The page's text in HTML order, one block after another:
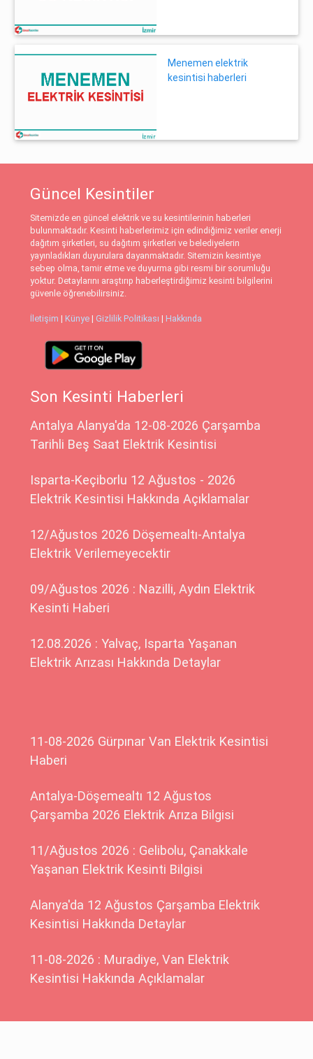
Menemen elektrik
kesintisi haberleri
Güncel Kesintiler
Sitemizde en güncel elektrik ve su kesintilerinin haberleri
bulunmaktadır. Kesinti haberlerimiz için edindiğimiz veriler enerji
dağıtım şirketleri, su dağıtım şirketleri ve belediyelerin
yayınladıkları duyurulara dayanmaktadır. Sitemizin kesintiye
sebep olma, tamir etme ve duyurma gibi resmi bir sorumluğu
yoktur. Detaylarını araştırıp haberleştirdiğimiz kesinti bilgilerini
güvenle öğrenebilirsiniz.
İletişim | Künye | Gizlilik Politikası | Hakkında
Son Kesinti Haberleri
Antalya Alanya'da 12-08-2026 Çarşamba
Tarihli Beş Saat Elektrik Kesintisi
Isparta-Keçiborlu 12 Ağustos - 2026
Elektrik Kesintisi Hakkında Açıklamalar
12/Ağustos 2026 Döşemealtı-Antalya
Elektrik Verilemeyecektir
09/Ağustos 2026 : Nazilli, Aydın Elektrik
Kesinti Haberi
12.08.2026 : Yalvaç, Isparta Yaşanan
Elektrik Arızası Hakkında Detaylar
11-08-2026 Gürpınar Van Elektrik Kesintisi
Haberi
Antalya-Döşemealtı 12 Ağustos
Çarşamba 2026 Elektrik Arıza Bilgisi
11/Ağustos 2026 : Gelibolu, Çanakkale
Yaşanan Elektrik Kesinti Bilgisi
Alanya'da 12 Ağustos Çarşamba Elektrik
Kesintisi Hakkında Detaylar
11-08-2026 : Muradiye, Van Elektrik
Kesintisi Hakkında Açıklamalar